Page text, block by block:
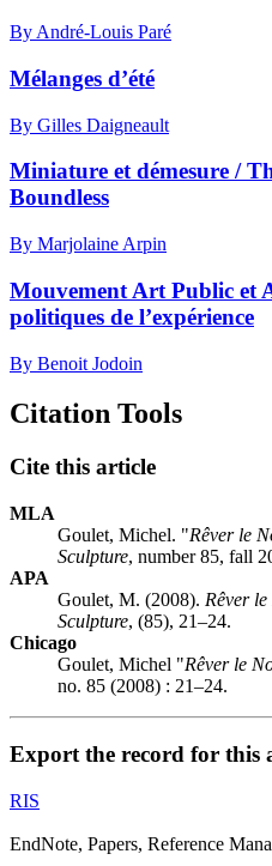
By André-Louis Paré
Mélanges d’été
By Gilles Daigneault
Miniature et démesure /
Boundless
By Marjolaine Arpin
Mouvement Art Public et
politiques de l’expérience
By Benoit Jodoin
Citation Tools
Cite this article
MLA
Goulet, Michel. "Rêver le
Sculpture, number 85, fall
APA
Goulet, M. (2008). Rêver
Sculpture, (85), 21–24.
Chicago
Goulet, Michel "Rêver le
no. 85 (2008) : 21–24.
Export the record for this
RIS
EndNote, Papers, Reference